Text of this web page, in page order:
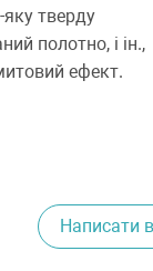
яку тверду
полотно, і ін.,
ефект.
Написати